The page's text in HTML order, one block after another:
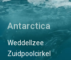
Antarctica
Weddellzee
Zuidpoolcirkel